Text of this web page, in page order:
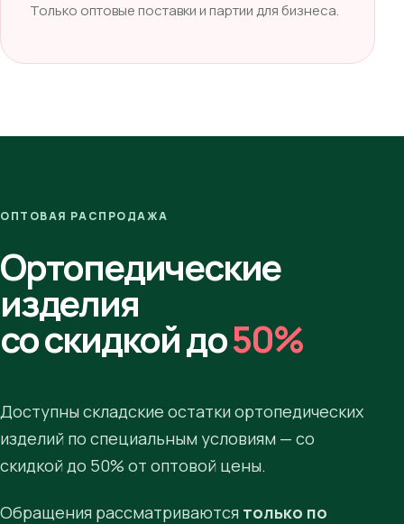
Только оптовые поставки и партии для бизнеса.
ОПТОВАЯ РАСПРОДАЖА
Ортопедические
изделия
со скидкой до50%
Доступны складские остатки ортопедических
изделий по специальным условиям — со
скидкой до 50% от оптовой цены.
Обращения рассматриваются только по